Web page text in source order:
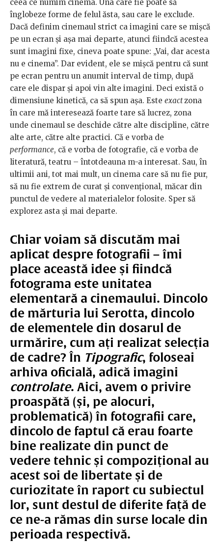
ceea ce numim cinema. Una care fie poate să
înglobeze forme de felul ăsta, sau care le exclude.
Dacă definim cinemaul strict ca imagini care se mișcă
pe un ecran și așa mai departe, atunci fiindcă acestea
sunt imagini fixe, cineva poate spune: „Vai, dar acesta
nu e cinema”. Dar evident, ele se mișcă pentru că sunt
pe ecran pentru un anumit interval de timp, după
care ele dispar și apoi vin alte imagini. Deci există o
dimensiune kinetică, ca să spun așa. Este exactzona
în care mă interesează foarte tare să lucrez, zona
unde cinemaul se deschide către alte discipline, către
alte arte, către alte practici. Că e vorba de
performance, că e vorba de fotografie, că e vorba de
literatură, teatru – întotdeauna m-a interesat. Sau, în
ultimii ani, tot mai mult, un cinema care să nu fie pur,
să nu fie extrem de curat și convențional, măcar din
punctul de vedere al materialelor folosite. Sper să
explorez asta și mai departe.
Chiar voiam să discutăm mai
aplicat despre fotografii – îmi
place această idee și fiindcă
fotograma este unitatea
elementară a cinemaului. Dincolo
de mărturia lui Serotta, dincolo
de elementele din dosarul de
urmărire, cum ați realizat selecția
de cadre? În Tipografic, foloseai
arhiva oficială, adică imagini
controlate. Aici, avem o privire
proaspătă (și, pe alocuri,
problematică) în fotografii care,
dincolo de faptul că erau foarte
bine realizate din punct de
vedere tehnic și compozițional au
acest soi de libertate și de
curiozitate în raport cu subiectul
lor, sunt destul de diferite față de
ce ne-a rămas din surse locale din
perioada respectivă.